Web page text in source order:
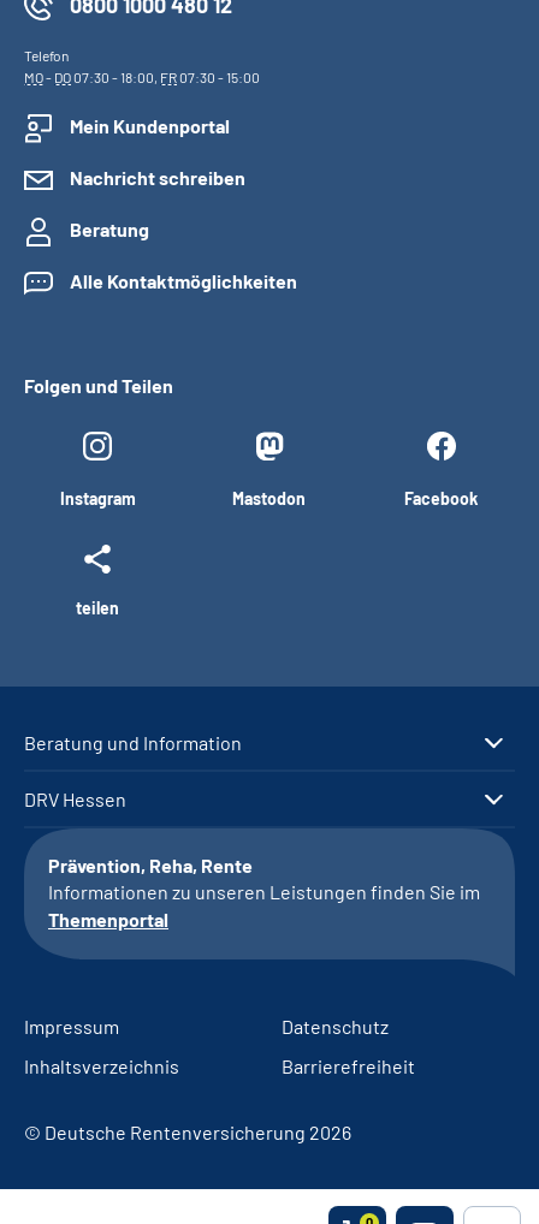
Telefon
MO- DO07:30 - 18:00, FR07:30 - 15:00
Mein Kundenportal
Nachricht schreiben
Beratung
Alle Kontaktmöglichkeiten
Folgen und Teilen
Instagram Mastodon Facebook
teilen
Beratung und Information
DRV Hessen
Prävention, Reha, Rente
Informationen zu unseren Leistungen finden Sie im
Themenportal
Impressum
Datenschutz
Inhaltsverzeichnis
Barrierefreiheit
© Deutsche Rentenversicherung 2026